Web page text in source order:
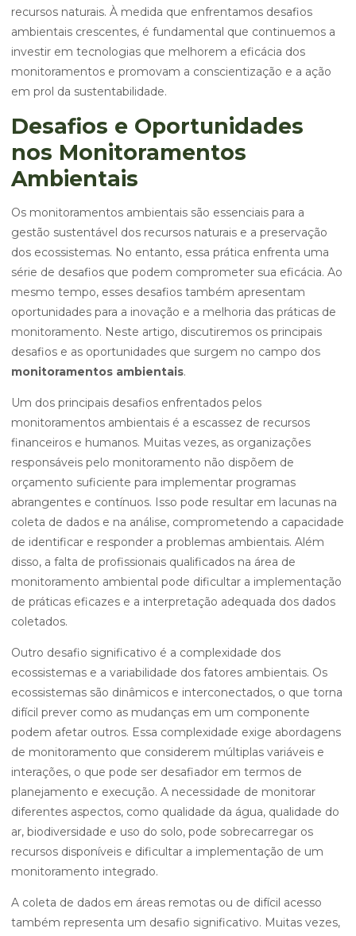
recursos naturais. À medida que enfrentamos desafios
ambientais crescentes, é fundamental que continuemos a
investir em tecnologias que melhorem a eficácia dos
monitoramentos e promovam a conscientização e a ação
em prol da sustentabilidade.
Desafios e Oportunidades
nos Monitoramentos
Ambientais
Os monitoramentos ambientais são essenciais para a
gestão sustentável dos recursos naturais e a preservação
dos ecossistemas. No entanto, essa prática enfrenta uma
série de desafios que podem comprometer sua eficácia. Ao
mesmo tempo, esses desafios também apresentam
oportunidades para a inovação e a melhoria das práticas de
monitoramento. Neste artigo, discutiremos os principais
desafios e as oportunidades que surgem no campo dos
monitoramentos ambientais.
Um dos principais desafios enfrentados pelos
monitoramentos ambientais é a escassez de recursos
financeiros e humanos. Muitas vezes, as organizações
responsáveis pelo monitoramento não dispõem de
orçamento suficiente para implementar programas
abrangentes e contínuos. Isso pode resultar em lacunas na
coleta de dados e na análise, comprometendo a capacidade
de identificar e responder a problemas ambientais. Além
disso, a falta de profissionais qualificados na área de
monitoramento ambiental pode dificultar a implementação
de práticas eficazes e a interpretação adequada dos dados
coletados.
Outro desafio significativo é a complexidade dos
ecossistemas e a variabilidade dos fatores ambientais. Os
ecossistemas são dinâmicos e interconectados, o que torna
difícil prever como as mudanças em um componente
podem afetar outros. Essa complexidade exige abordagens
de monitoramento que considerem múltiplas variáveis e
interações, o que pode ser desafiador em termos de
planejamento e execução. A necessidade de monitorar
diferentes aspectos, como qualidade da água, qualidade do
ar, biodiversidade e uso do solo, pode sobrecarregar os
recursos disponíveis e dificultar a implementação de um
monitoramento integrado.
A coleta de dados em áreas remotas ou de difícil acesso
também representa um desafio significativo. Muitas vezes,